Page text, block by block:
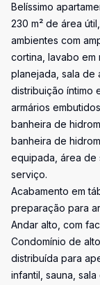
Belíssimo
230 m² de área
ambientes com
cortina, lavabo em
planejada, sala de
distribuição íntimo
armários
banheira de
banheira de
equipada, área de
serviço.
Acabamento em
preparação para
Andar alto, com
Condomínio de
distribuída para
infantil, sauna,